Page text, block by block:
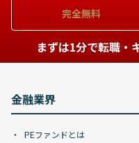
完全無料
まずは1分で転職・
金融業界
PEファンドとは